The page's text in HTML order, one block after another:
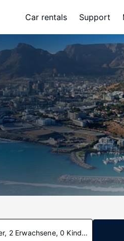
Car rentals Support
2 Erwachsene, 0 Kinder